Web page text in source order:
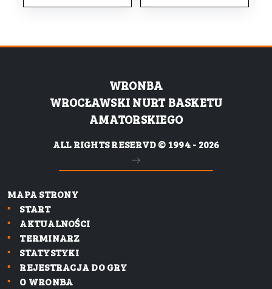
WRONBA
WROCŁAWSKI NURT BASKETU
AMATORSKIEGO
ALL RIGHTS RESERVD © 1994 - 2026
MAPA STRONY
START
AKTUALNOŚCI
TERMINARZ
STATYSTYKI
REJESTRACJA DO GRY
O WRONBA